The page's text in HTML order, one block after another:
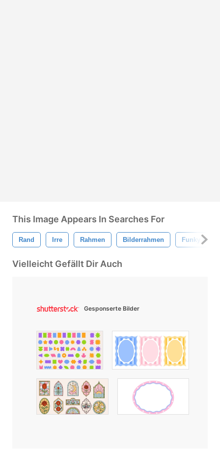
This Image Appears In Searches For
Rand Irre Rahmen Bilderrahmen Funky
Vielleicht Gefällt Dir Auch
Gesponserte Bilder